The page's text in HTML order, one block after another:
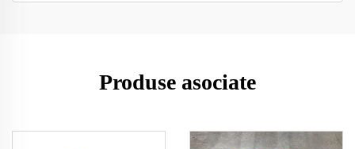
Produse asociate